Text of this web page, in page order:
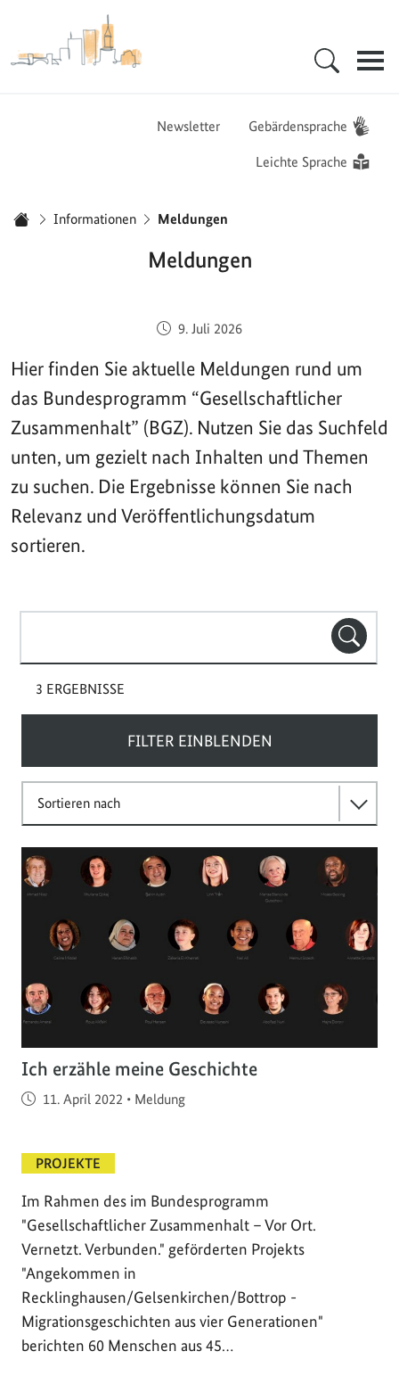
Zur Startseite - BGZ - Bundesamt für Migration und Flüchtlinge
Newsletter Gebärdensprache
Leichte Sprache
Informationen Meldungen
Meldungen
Veröffentlicht am:
9. Juli 2026
Hier finden Sie aktuelle Meldungen rund um
das Bundesprogramm “Gesellschaftlicher
Zusammenhalt” (BGZ). Nutzen Sie das Suchfeld
unten, um gezielt nach Inhalten und Themen
zu suchen. Die Ergebnisse können Sie nach
Relevanz und Veröffentlichungsdatum
sortieren.
3 ERGEBNISSE
FILTER EINBLENDEN
Sortieren nach
Ich erzähle meine Geschichte
Veröffentlicht am
11. April 2022 • Meldung
PROJEKTE
Im Rahmen des im Bundesprogramm
"Gesellschaftlicher Zusammenhalt – Vor Ort.
Vernetzt. Verbunden." geförderten Projekts
"Angekommen in
Recklinghausen/Gelsenkirchen/Bottrop -
Migrationsgeschichten aus vier Generationen"
berichten 60 Menschen aus 45…